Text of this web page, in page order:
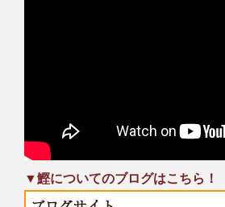
▼鰹についてのブログはこちら！